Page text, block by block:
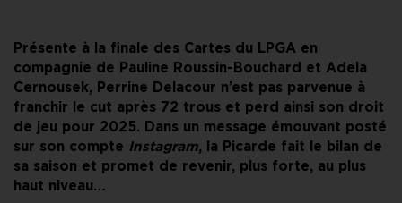
Présente à la finale des Cartes du LPGA en
compagnie de Pauline Roussin-Bouchard et Adela
Cernousek, Perrine Delacour n’est pas parvenue à
franchir le cut après 72 trous et perd ainsi son droit
de jeu pour 2025. Dans un message émouvant posté
sur son compte Instagram, la Picarde fait le bilan de
sa saison et promet de revenir, plus forte, au plus
haut niveau…